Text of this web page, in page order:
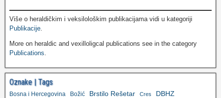
Više o heraldičkim i veksilološkim publikacijama vidi u kategoriji
Publikacije
More on heraldic and vexilloligcal publications see in the category
Publications
Oznake | Tags
Bosna i Hercegovina Božić Brstilo Rešetar Cres DBHZ